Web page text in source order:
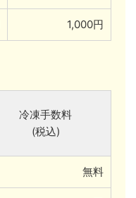
1,000円
冷凍手数料
(税込)
無料